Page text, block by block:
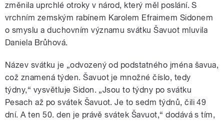
změnila uprchlé otroky v národ, který měl poslání. S
vrchním zemským rabínem Karolem Efraimem Sidonem
o smyslu a duchovním významu svátku Šavuot mluvila
Daniela Brůhová.
Název svátku je „odvozený od podstatného jména šavua,
což znamená týden. Šavuot je množné číslo, tedy
týdny,“ vysvětluje Sidon. „Jsou to týdny po svátku
Pesach až po svátek Šavuot. Je to sedm týdnů, čili 49
dní. A ten 50. den je právě svátek Šavuot,“ dodává s tím,